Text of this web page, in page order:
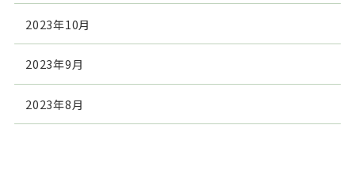
2023年10月
2023年9月
2023年8月